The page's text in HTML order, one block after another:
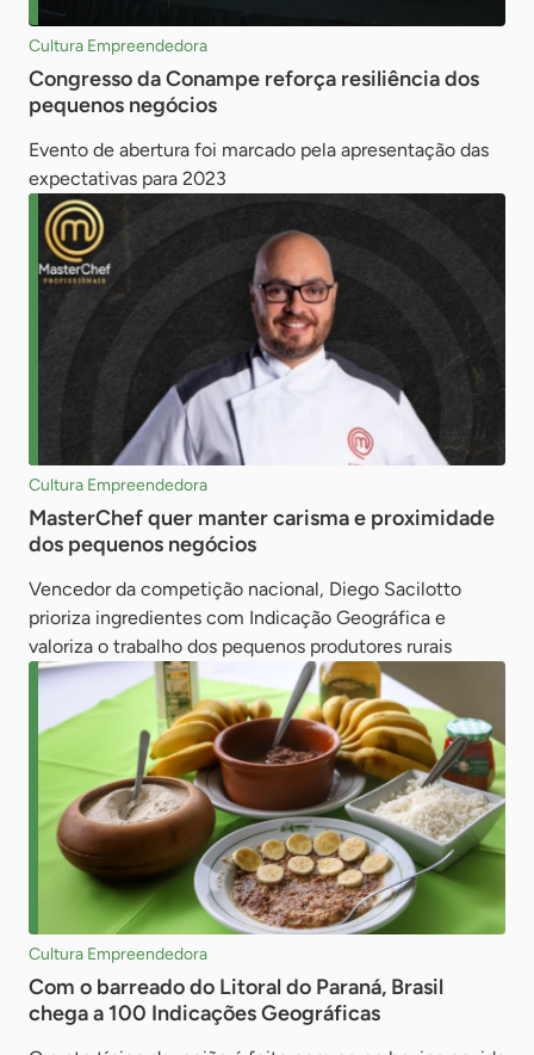
Cultura Empreendedora
Congresso da Conampe reforça resiliência dos
pequenos negócios
Evento de abertura foi marcado pela apresentação das
expectativas para 2023
Cultura Empreendedora
MasterChef quer manter carisma e proximidade
dos pequenos negócios
Vencedor da competição nacional, Diego Sacilotto
prioriza ingredientes com Indicação Geográfica e
valoriza o trabalho dos pequenos produtores rurais
Cultura Empreendedora
Com o barreado do Litoral do Paraná, Brasil
chega a 100 Indicações Geográficas